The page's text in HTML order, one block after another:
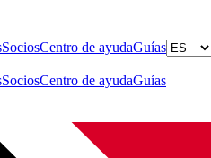
SociosCentro de ayudaGuías
SociosCentro de ayudaGuías